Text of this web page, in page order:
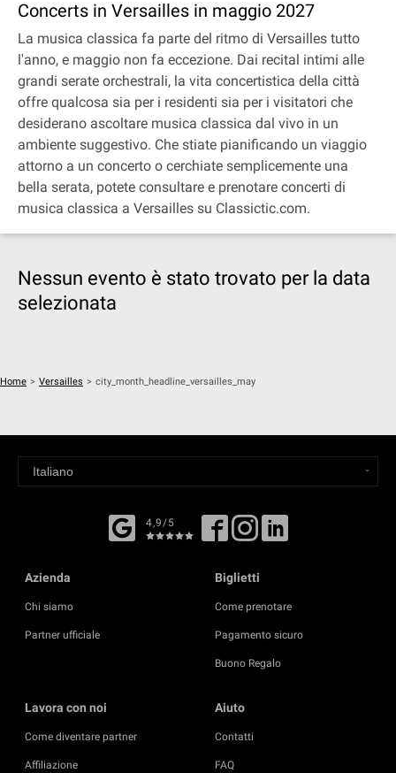
Concerts in Versailles in maggio 2027
La musica classica fa parte del ritmo di Versailles tutto
l'anno, e maggio non fa eccezione. Dai recital intimi alle
grandi serate orchestrali, la vita concertistica della città
offre qualcosa sia per i residenti sia per i visitatori che
desiderano ascoltare musica classica dal vivo in un
ambiente suggestivo. Che stiate pianificando un viaggio
attorno a un concerto o cerchiate semplicemente una
bella serata, potete consultare e prenotare concerti di
musica classica a Versailles su Classictic.com.
Nessun evento è stato trovato per la data
selezionata
Home > Versailles > city_month_headline_versailles_may
4,9/5
Azienda
Chi siamo
Partner ufficiale
Biglietti
Come prenotare
Pagamento sicuro
Buono Regalo
Lavora con noi
Come diventare partner
Affiliazione
Aiuto
Contatti
FAQ